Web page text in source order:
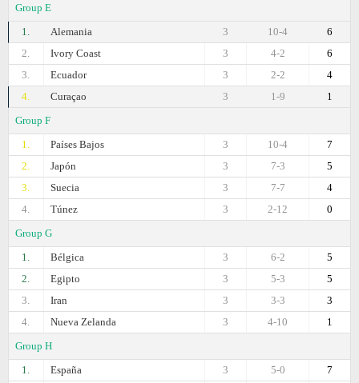
Group E
1.
Alemania 6
10-4
3
2.
Ivory Coast 6
4-2
3
3.
Ecuador 4
2-2
3
4.
Curaçao 1
1-9
3
Group F
1.
Países Bajos 7
10-4
3
2.
Japón 5
7-3
3
3.
Suecia 4
7-7
3
4.
Túnez 0
2-12
3
Group G
1.
Bélgica 5
6-2
3
2.
Egipto 5
5-3
3
3.
Iran 3
3-3
3
4.
Nueva Zelanda 1
4-10
3
Group H
1.
España 7
5-0
3